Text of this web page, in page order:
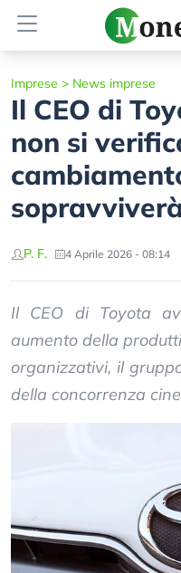
Imprese > News imprese
Il CEO di
non si
P. F. 4 Aprile 2026 - 08:14
Il CEO di Toyota
aumento della
organizzativi, il
della concorrenza